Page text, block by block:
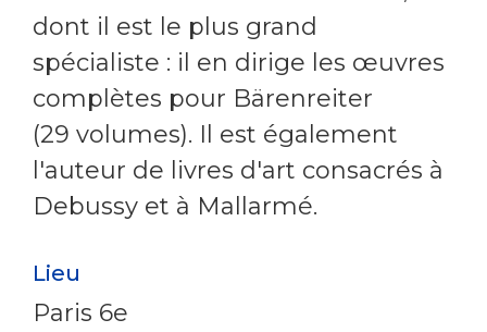
dont il est le plus grand
spécialiste : il en dirige les œuvres
complètes pour Bärenreiter
(29 volumes). Il est également
l'auteur de livres d'art consacrés à
Debussy et à Mallarmé.
Lieu
Paris 6e